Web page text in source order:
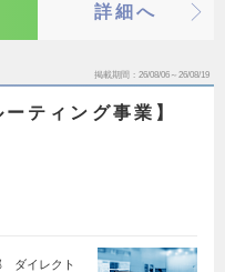
詳細へ
掲載期間 26/08/06～26/08/19
ティング事業】
ダイレクト